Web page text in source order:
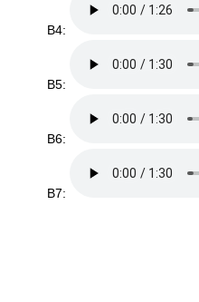
B4:
B5:
B6:
B7: